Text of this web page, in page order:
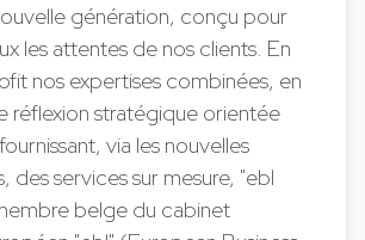
génération, conçu pour
les attentes de nos clients. En
nos expertises combinées, en
réflexion stratégique orientée
via les nouvelles
des services sur mesure, "ebl
belge du cabinet